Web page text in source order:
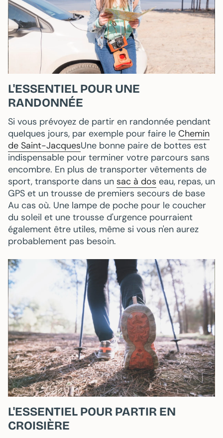
L'ESSENTIEL POUR UNE
RANDONNÉE
Si vous prévoyez de partir en randonnée pendant
quelques jours, par exemple pour faire le Chemin
de Saint-JacquesUne bonne paire de bottes est
indispensable pour terminer votre parcours sans
encombre. En plus de transporter vêtements de
sport, transporte dans un sac à dos eau, repas, un
GPS et un trousse de premiers secours de base
Au cas où. Une lampe de poche pour le coucher
du soleil et une trousse d'urgence pourraient
également être utiles, même si vous n'en aurez
probablement pas besoin.
L'ESSENTIEL POUR PARTIR EN
CROISIÈRE